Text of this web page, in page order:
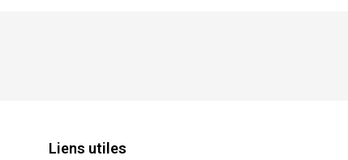
Liens utiles